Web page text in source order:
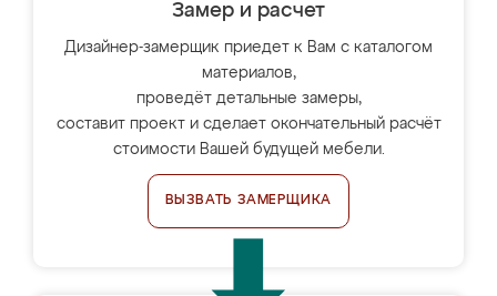
Замер и расчет
Дизайнер-замерщик приедет к Вам с каталогом
материалов,
проведёт детальные замеры,
составит проект и сделает окончательный расчёт
стоимости Вашей будущей мебели.
ВЫЗВАТЬ ЗАМЕРЩИКА